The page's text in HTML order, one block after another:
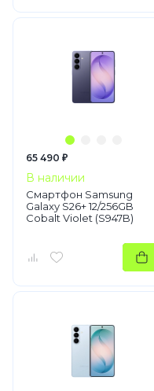
65 490 ₽
В наличии
Смартфон Samsung
Galaxy S26+ 12/256GB
Cobalt Violet (S947B)